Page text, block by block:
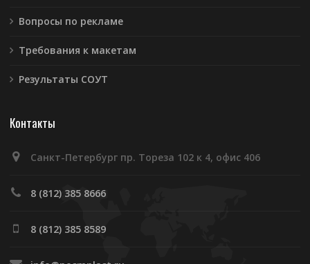
Вопросы по рекламе
Требования к макетам
Результаты СОУТ
Контакты
Санкт-Петербург пр. Тореза 102 к 4, офис 406
8 (812) 385 8666
8 (812) 385 8589